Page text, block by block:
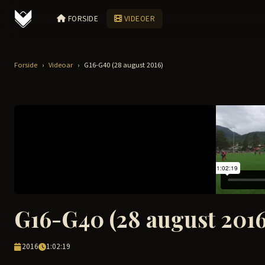
FORSIDE VIDEOER
Forside › Videoar › G16-G40 (28 august 2016)
G16-G40 (28 august
2016 1:02:19